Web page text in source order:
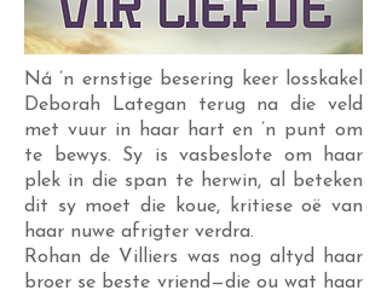
Ná ’n ernstige besering keer losskakel
Deborah Lategan terug na die veld
met vuur in haar hart en ’n punt om
te bewys. Sy is vasbeslote om haar
plek in die span te herwin, al beteken
dit sy moet die koue, kritiese oë van
haar nuwe afrigter verdra.
Rohan de Villiers was nog altyd haar
broer se beste vriend—die ou wat haar